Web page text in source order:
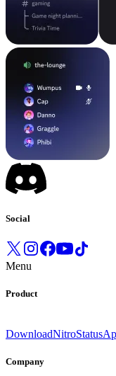
Social
Menu
Product
DownloadNitroStatus
Company